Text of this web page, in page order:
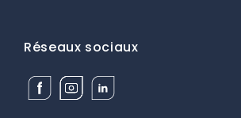
Réseaux sociaux
Facebook
Dermat
Instagram
Dermat
Linkedin
Dermat